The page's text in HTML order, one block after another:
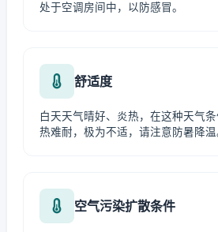
处于空调房间中，以防感冒。
舒适度
白天天气晴好、炎热，在这种天气
热难耐，极为不适，请注意防暑降温
空气污染扩散条件